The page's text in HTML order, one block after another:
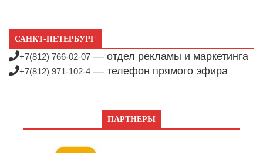
САНКТ-ПЕТЕРБУРГ
+7(812) 766-02-07 — отдел рекламы и маркетинга
+7(812) 971-102-4 — телефон прямого эфира
ПАРТНЕРЫ